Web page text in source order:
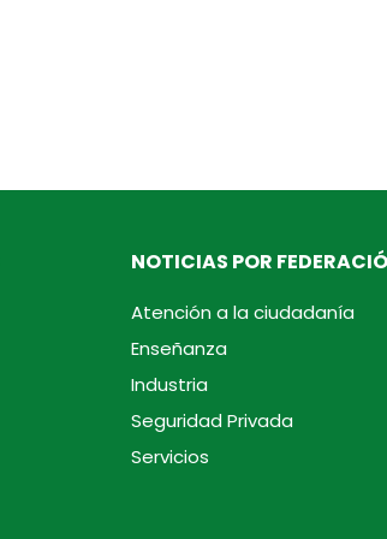
NOTICIAS POR
Atención a la ciudadanía
Enseñanza
Industria
Seguridad Privada
Servicios